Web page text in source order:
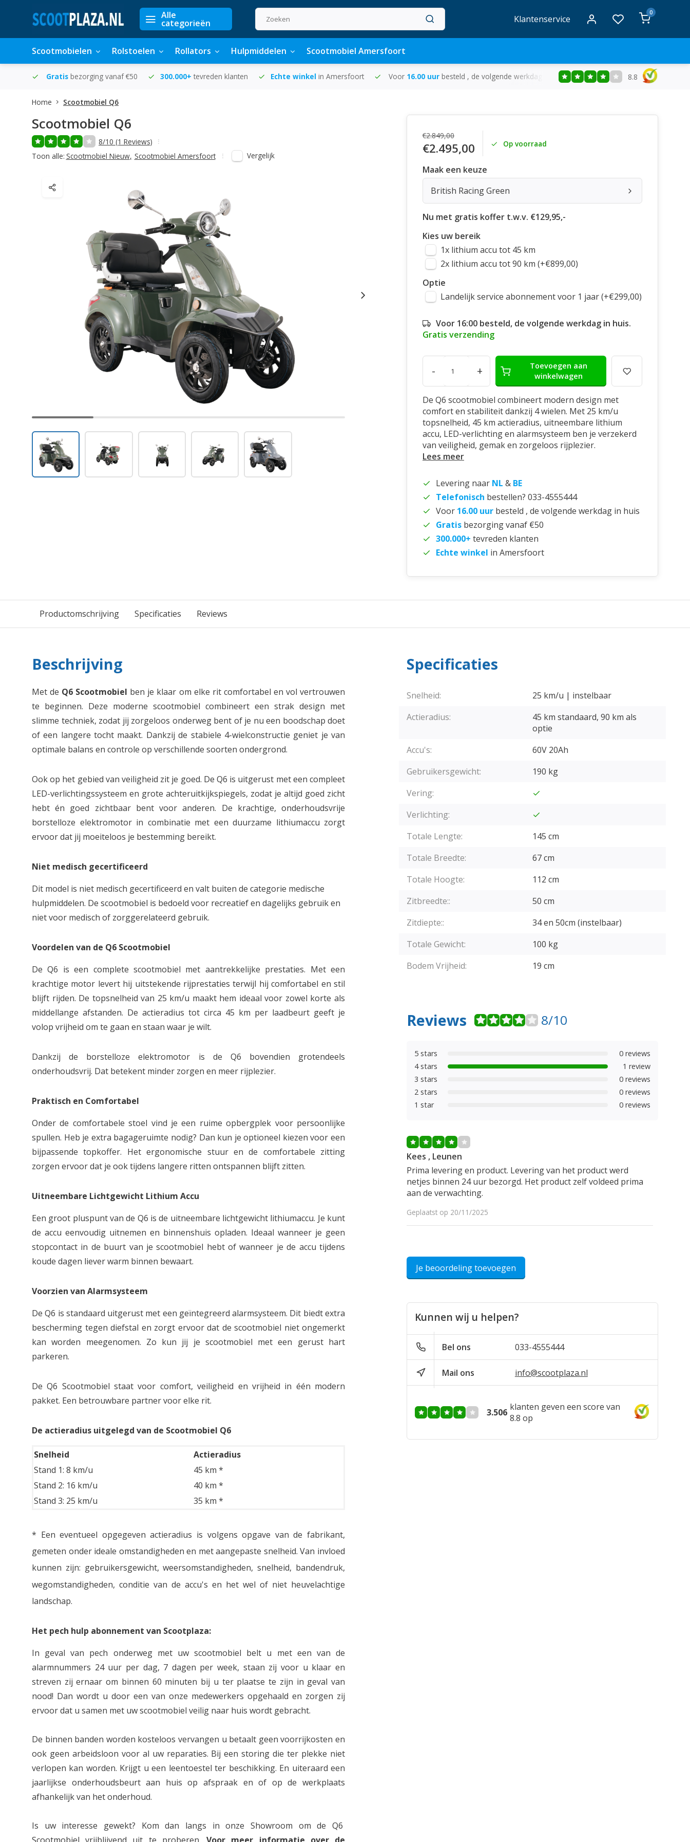
Alle
categorieën Klantenservice
0
Scootmobielen Rolstoelen Rollators Hulpmiddelen Scootmobiel Amersfoort
Gratis bezorging vanaf €50 300.000+ tevreden klanten Echte winkel in Amersfoort Voor 16.00 uur besteld , de volgende werkdag in huis Gratisbezorging vanaf €50
8.8
Home Scootmobiel Q6
Scootmobiel Q6
8/10 (1 Reviews)
Toon alle: Scootmobiel Nieuw, Scootmobiel Amersfoort Vergelijk
€2.849,00
€2.495,00 Op voorraad
Maak een keuze
British Racing Green
Nu met gratis koffer t.w.v. €129,95,-
Kies uw bereik
1x lithium accu tot 45 km
2x lithium accu tot 90 km (+€899,00)
Optie
Landelijk service abonnement voor 1 jaar (+€299,00)
Voor 16:00 besteld, de volgende werkdag in huis.
Gratis verzending
- +
Toevoegen aan
winkelwagen
De Q6 scootmobiel combineert modern design met
comfort en stabiliteit dankzij 4 wielen. Met 25 km/u
topsnelheid, 45 km actieradius, uitneembare lithium
accu, LED-verlichting en alarmsysteem ben je verzekerd
van veiligheid, gemak en zorgeloos rijplezier.
Lees meer
Levering naar NL & BE
Telefonisch bestellen? 033-4555444
Voor 16.00 uur besteld , de volgende werkdag in huis
Gratis bezorging vanaf €50
300.000+ tevreden klanten
Echte winkel in Amersfoort
Productomschrijving Specificaties Reviews
Beschrijving
Met de Q6 Scootmobiel ben je klaar om elke rit comfortabel en vol vertrouwen
te beginnen. Deze moderne scootmobiel combineert een strak design met
slimme techniek, zodat jij zorgeloos onderweg bent of je nu een boodschap doet
of een langere tocht maakt. Dankzij de stabiele 4-wielconstructie geniet je van
optimale balans en controle op verschillende soorten ondergrond.
Ook op het gebied van veiligheid zit je goed. De Q6 is uitgerust met een compleet
LED-verlichtingssysteem en grote achteruitkijkspiegels, zodat je altijd goed zicht
hebt én goed zichtbaar bent voor anderen. De krachtige, onderhoudsvrije
borstelloze elektromotor in combinatie met een duurzame lithiumaccu zorgt
ervoor dat jij moeiteloos je bestemming bereikt.
Niet medisch gecertificeerd
Dit model is niet medisch gecertificeerd en valt buiten de categorie medische
hulpmiddelen. De scootmobiel is bedoeld voor recreatief en dagelijks gebruik en
niet voor medisch of zorggerelateerd gebruik.
Voordelen van de Q6 Scootmobiel
De Q6 is een complete scootmobiel met aantrekkelijke prestaties. Met een
krachtige motor levert hij uitstekende rijprestaties terwijl hij comfortabel en stil
blijft rijden. De topsnelheid van 25 km/u maakt hem ideaal voor zowel korte als
middellange afstanden. De actieradius tot circa 45 km per laadbeurt geeft je
volop vrijheid om te gaan en staan waar je wilt.
Dankzij de borstelloze elektromotor is de Q6 bovendien grotendeels
onderhoudsvrij. Dat betekent minder zorgen en meer rijplezier.
Praktisch en Comfortabel
Onder de comfortabele stoel vind je een ruime opbergplek voor persoonlijke
spullen. Heb je extra bagageruimte nodig? Dan kun je optioneel kiezen voor een
bijpassende topkoffer. Het ergonomische stuur en de comfortabele zitting
zorgen ervoor dat je ook tijdens langere ritten ontspannen blijft zitten.
Uitneembare Lichtgewicht Lithium Accu
Een groot pluspunt van de Q6 is de uitneembare lichtgewicht lithiumaccu. Je kunt
de accu eenvoudig uitnemen en binnenshuis opladen. Ideaal wanneer je geen
stopcontact in de buurt van je scootmobiel hebt of wanneer je de accu tijdens
koude dagen liever warm binnen bewaart.
Voorzien van Alarmsysteem
De Q6 is standaard uitgerust met een geïntegreerd alarmsysteem. Dit biedt extra
bescherming tegen diefstal en zorgt ervoor dat de scootmobiel niet ongemerkt
kan worden meegenomen. Zo kun jij je scootmobiel met een gerust hart
parkeren.
De Q6 Scootmobiel staat voor comfort, veiligheid en vrijheid in één modern
pakket. Een betrouwbare partner voor elke rit.
De actieradius uitgelegd van de Scootmobiel Q6
Snelheid
Actieradius
Stand 1: 8 km/u
45 km *
Stand 2: 16 km/u
40 km *
Stand 3: 25 km/u
35 km *
* Een eventueel opgegeven actieradius is volgens opgave van de fabrikant,
gemeten onder ideale omstandigheden en met aangepaste snelheid. Van invloed
kunnen zijn: gebruikersgewicht, weersomstandigheden, snelheid, bandendruk,
wegomstandigheden, conditie van de accu's en het wel of niet heuvelachtige
landschap.
Het pech hulp abonnement van Scootplaza:
In geval van pech onderweg met uw scootmobiel belt u met een van de
alarmnummers 24 uur per dag, 7 dagen per week, staan zij voor u klaar en
streven zij ernaar om binnen 60 minuten bij u ter plaatse te zijn in geval van
nood! Dan wordt u door een van onze medewerkers opgehaald en zorgen zij
ervoor dat u samen met uw scootmobiel veilig naar huis wordt gebracht.
De binnen banden worden kosteloos vervangen u betaalt geen voorrijkosten en
ook geen arbeidsloon voor al uw reparaties. Bij een storing die ter plekke niet
verlopen kan worden. Krijgt u een leentoestel ter beschikking. En uiteraard een
jaarlijkse onderhoudsbeurt aan huis op afspraak en of op de werkplaats
afhankelijk van het onderhoud.
Is uw interesse gewekt? Kom dan langs in onze Showroom om de Q6
Specificaties
Snelheid:
25 km/u | instelbaar
Actieradius:
45 km standaard, 90 km als
optie
Accu's:
60V 20Ah
Gebruikersgewicht:
190 kg
Vering:
Verlichting:
Totale Lengte:
145 cm
Totale Breedte:
67 cm
Totale Hoogte:
112 cm
Zitbreedte::
50 cm
Zitdiepte::
34 en 50cm (instelbaar)
Totale Gewicht:
100 kg
Bodem Vrijheid:
19 cm
Reviews 8/10
5 stars
0 reviews
4 stars
1 review
3 stars
0 reviews
2 stars
0 reviews
1 star
0 reviews
Kees , Leunen
Prima levering en product. Levering van het product werd
netjes binnen 24 uur bezorgd. Het product zelf voldeed prima
aan de verwachting.
Geplaatst op 20/11/2025
Je beoordeling toevoegen
Kunnen wij u helpen?
Bel ons 033-4555444
Mail ons info@scootplaza.nl
3.506 klanten geven een score van
8.8 op